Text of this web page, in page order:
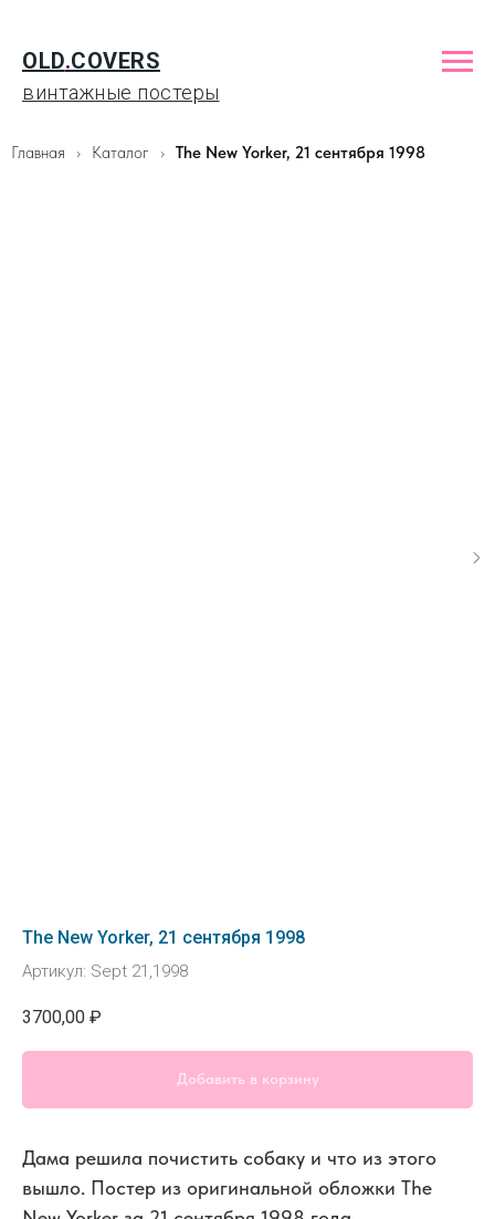
OLD.COVERS
винтажные постеры
Главная Каталог The New Yorker, 21 сентября 1998
The New Yorker, 21 сентября 1998
Артикул: Sept 21,1998
3700,00 ₽
Добавить в корзину
Дама решила почистить собаку и что из этого
вышло. Постер из оригинальной обложки The